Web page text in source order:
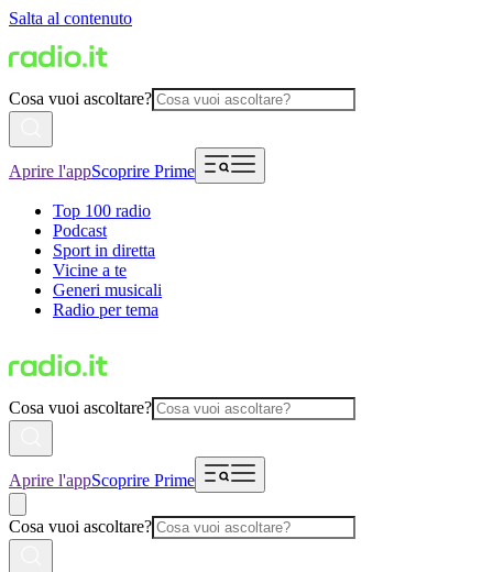
Salta al contenuto
Cosa vuoi ascoltare?
Aprire l'appScoprire Prime
Top 100 radio
Podcast
Sport in diretta
Vicine a te
Generi musicali
Radio per tema
Cosa vuoi ascoltare?
Aprire l'appScoprire Prime
Cosa vuoi ascoltare?